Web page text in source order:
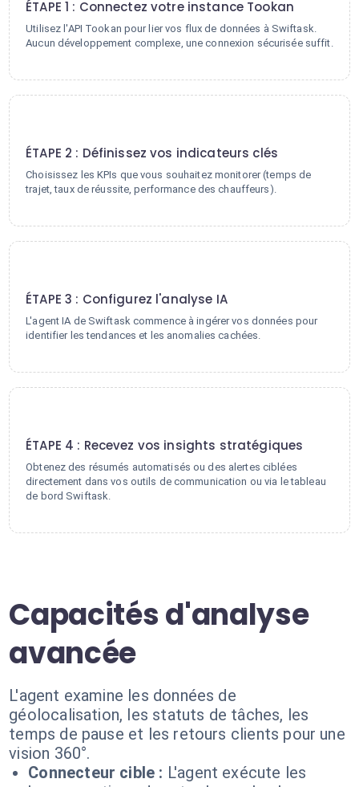
ÉTAPE 1 : Connectez votre instance Tookan
Utilisez l'API Tookan pour lier vos flux de données à Swiftask.
Aucun développement complexe, une connexion sécurisée suffit.
ÉTAPE 2 : Définissez vos indicateurs clés
Choisissez les KPIs que vous souhaitez monitorer (temps de
trajet, taux de réussite, performance des chauffeurs).
ÉTAPE 3 : Configurez l'analyse IA
L'agent IA de Swiftask commence à ingérer vos données pour
identifier les tendances et les anomalies cachées.
ÉTAPE 4 : Recevez vos insights stratégiques
Obtenez des résumés automatisés ou des alertes ciblées
directement dans vos outils de communication ou via le tableau
de bord Swiftask.
Capacités d'analyse
avancée
L'agent examine les données de
géolocalisation, les statuts de tâches, les
temps de pause et les retours clients pour une
vision 360°.
Connecteur cible : L'agent exécute les